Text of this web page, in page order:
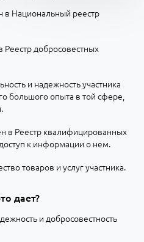
в Национальный реестр
Реестр добросовестных
и надежность участника
большого опыта в той сфере,
в Реестр квалифицированных
к информации о нем.
товаров и услуг участника.
дает?
и добросовестность